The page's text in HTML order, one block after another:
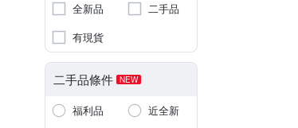
全新品
二手品
有現貨
二手品條件 NEW
福利品
近全新